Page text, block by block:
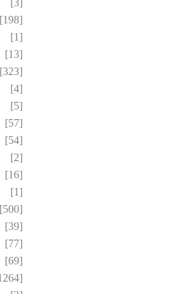
[3]
[198]
[1]
[13]
[323]
[4]
[5]
[57]
[54]
[2]
[16]
[1]
[500]
[39]
[77]
[69]